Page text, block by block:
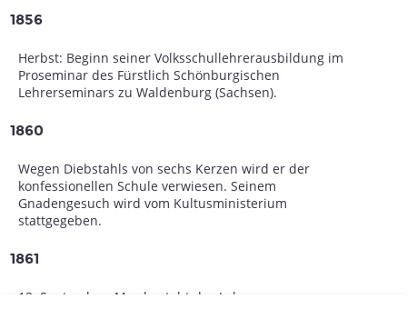
1856
Herbst: Beginn seiner Volksschullehrerausbildung im
Proseminar des Fürstlich Schönburgischen
Lehrerseminars zu Waldenburg (Sachsen).
1860
Wegen Diebstahls von sechs Kerzen wird er der
konfessionellen Schule verwiesen. Seinem
Gnadengesuch wird vom Kultusministerium
stattgegeben.
1861
13. September: May besteht das Lehrerexamen.